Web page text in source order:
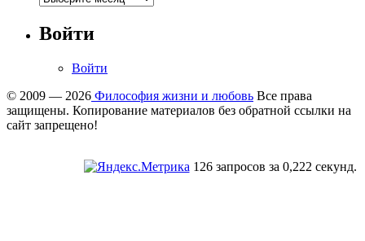
Войти
Войти
© 2009 — 2026 Философия жизни и любовь Все права
защищены. Копирование материалов без обратной ссылки на
сайт запрещено!
126 запросов за 0,222 секунд.